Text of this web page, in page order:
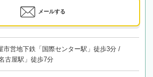
メールする
市営地下鉄「国際センター駅」徒歩3分 /
古屋駅」徒歩7分